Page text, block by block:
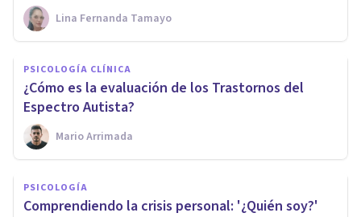
Lina Fernanda Tamayo
PSICOLOGÍA CLÍNICA
¿Cómo es la evaluación de los Trastornos del
Espectro Autista?
Mario Arrimada
PSICOLOGÍA
Comprendiendo la crisis personal: '¿Quién soy?'